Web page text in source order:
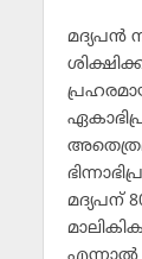
മദ്യപന്‍
മദ്യപന്